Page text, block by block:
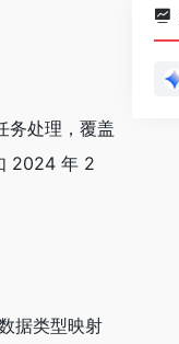
务处理，覆盖
2024 年 2
据类型映射